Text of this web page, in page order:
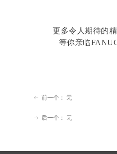
更多令人期待的
等你亲临
ꂃ 前一个： 无
ꁹ 后一个： 无